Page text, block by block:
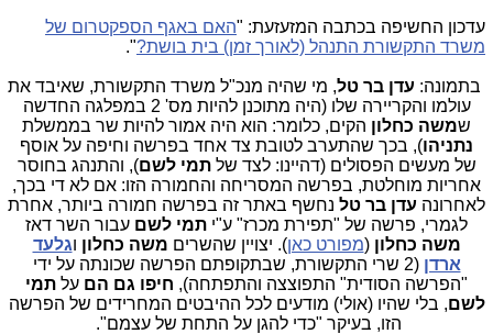
עדכון החשיפה בכתבה המזעזעת: "האם באגף הספקטרום של
משרד התקשורת התנהל (לאורך זמן) בית בושת?".
בתמונה: עדן בר טל, מי שהיה מנכ"ל משרד התקשורת, שאיבד את
עולמו והקריירה שלו (היה מתוכנן להיות מס' 2 במפלגה החדשה
שמשה כחלון הקים, כלומר: הוא היה אמור להיות שר בממשלת
נתניהו), בכך שהתערב לטובת צד אחד בפרשה וחיפה על אוסף
של מעשים הפסולים (דהיינו: לצד שלתמי לשם), והתנהג בחוסר
אחריות מוחלטת, בפרשה המסריחה והחמורה הזו: אם לא די בכך,
לאחרונה עדן בר טל נחשף באתר זה בפרשה חמורה ביותר, אחרת
לגמרי, פרשה של "תפירת מכרז" ע"י תמי לשם עבור השר דאז
משה כחלון(מפורט כאן). יצויין שהשרים משה כחלון וגלעד
ארדן
(2 שרי התקשורת, שבתקופתם הפרשה שכונתה על ידי
"הפרשה הסודית" התפוצצה והתפתחה), חיפו גם הם על תמי
לשם, בלי שהיו (אולי) מודעים לכל ההיבטים המחרידים של הפרשה
הזו, בעיקר "כדי להגן על התחת של עצמם".